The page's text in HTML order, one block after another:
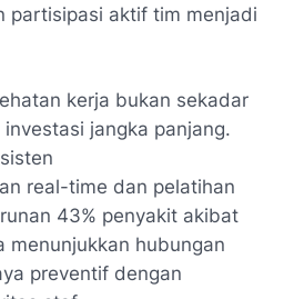
partisipasi aktif tim menjadi
kerja bukan sekadar
jangka panjang.
real-time dan pelatihan
43% penyakit akibat
menunjukkan hubungan
preventif dengan